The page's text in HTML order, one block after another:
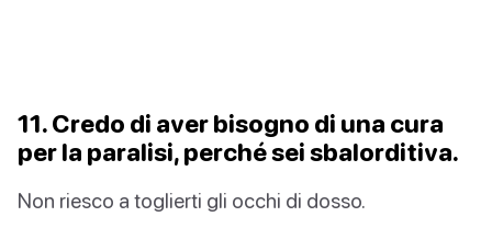
11. Credo di aver bisogno di una cura
per la paralisi, perché sei sbalorditiva.
Non riesco a toglierti gli occhi di dosso.